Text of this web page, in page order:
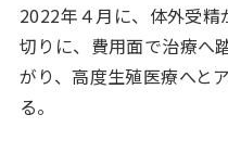
2022年４月に、体外受
切りに、費用面で治療へ
がり、高度生殖医療へと
る。